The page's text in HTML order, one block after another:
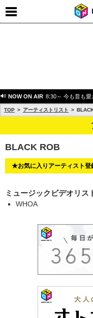
NOW ON AIR 8:30～ 今も昔も
TOP アーティストリスト
BLACK ROB
★お気に入りアーティスト登
ミュージックビデオリス
WHOA